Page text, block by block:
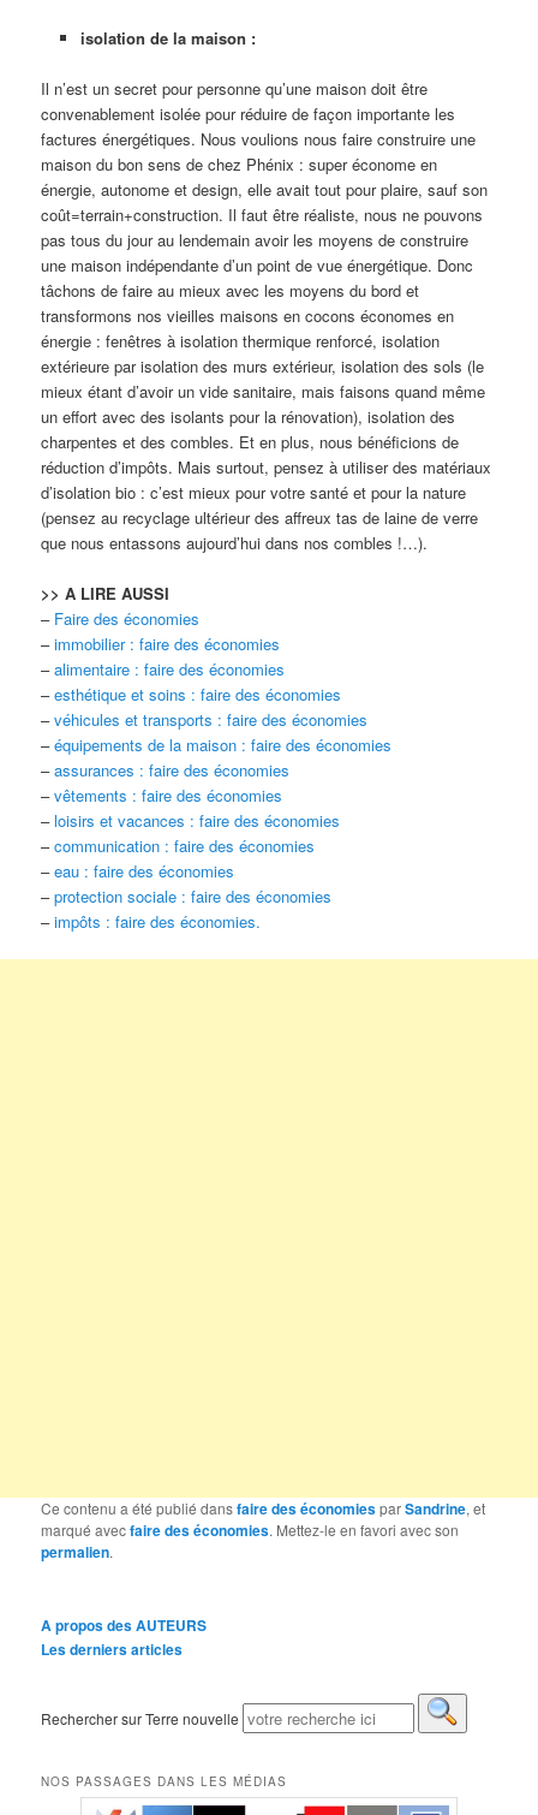
isolation de la maison :
Il n’est un secret pour personne qu’une maison doit être
convenablement isolée pour réduire de façon importante les
factures énergétiques. Nous voulions nous faire construire une
maison du bon sens de chez Phénix : super économe en
énergie, autonome et design, elle avait tout pour plaire, sauf son
coût=terrain+construction. Il faut être réaliste, nous ne pouvons
pas tous du jour au lendemain avoir les moyens de construire
une maison indépendante d’un point de vue énergétique. Donc
tâchons de faire au mieux avec les moyens du bord et
transformons nos vieilles maisons en cocons économes en
énergie : fenêtres à isolation thermique renforcé, isolation
extérieure par isolation des murs extérieur, isolation des sols (le
mieux étant d’avoir un vide sanitaire, mais faisons quand même
un effort avec des isolants pour la rénovation), isolation des
charpentes et des combles. Et en plus, nous bénéficions de
réduction d’impôts. Mais surtout, pensez à utiliser des matériaux
d’isolation bio : c’est mieux pour votre santé et pour la nature
(pensez au recyclage ultérieur des affreux tas de laine de verre
que nous entassons aujourd’hui dans nos combles !…).
>> A LIRE AUSSI
– Faire des économies
–immobilier : faire des économies
–alimentaire : faire des économies
–esthétique et soins : faire des économies
–véhicules et transports : faire des économies
–équipements de la maison : faire des économies
–assurances : faire des économies
–vêtements : faire des économies
–loisirs et vacances : faire des économies
–communication : faire des économies
–eau : faire des économies
–protection sociale : faire des économies
–impôts : faire des économies.
Ce contenu a été publié dansfaire des économiesparSandrine, et
marqué avecfaire des économies. Mettez-le en favori avec son
permalien.
A propos des AUTEURS
Les derniers articles
Rechercher sur Terre nouvelle
NOS PASSAGES DANS LES MÉDIAS